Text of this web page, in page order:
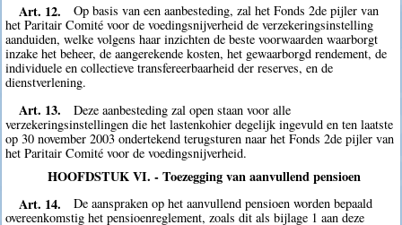
Art. 12.
Op basis van een aanbesteding, zal het Fonds 2de pijler van
het Paritair Comité voor de voedingsnijverheid de verzekeringsinstelling
aanduiden, welke volgens haar inzichten de beste voorwaarden waarborgt
inzake het beheer, de aangerekende kosten, het gewaarborgd rendement, de
individuele en collectieve transfereerbaarheid der reserves, en de
dienstverlening.
Art. 13.
Deze aanbesteding zal open staan voor alle
verzekeringsinstellingen die het lastenkohier degelijk ingevuld en ten laatste
op 30 november 2003 ondertekend terugsturen naar het Fonds 2de pijler van
het Paritair Comité voor de voedingsnijverheid.
HOOFDSTUK VI. - Toezegging van aanvullend pensioen
Art. 14.
De aanspraken op het aanvullend pensioen worden bepaald
overeenkomstig het pensioenreglement, zoals dit als bijlage 1 aan deze